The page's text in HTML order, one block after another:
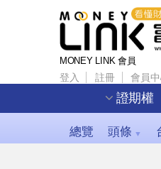
MONEY LINK 會員
登入 註冊 會員
證期權
總覽 頭條 ▼